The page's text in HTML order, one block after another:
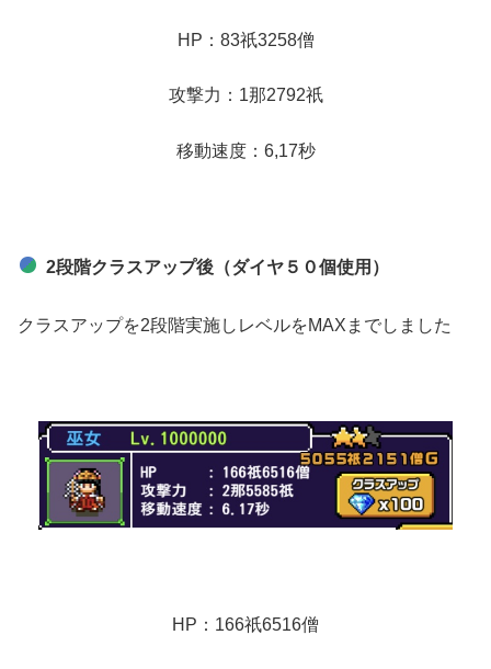
HP：83祇3258僧
攻撃力：1那2792祇
移動速度：6,17秒
2段階クラスアップ後（ダイヤ５０個使用）
クラスアップを2段階実施しレベルをMAXまでしました
HP：166祇6516僧